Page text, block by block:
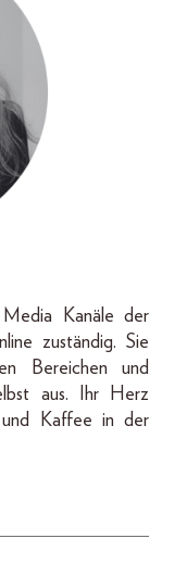
Kanäle der
zuständig. Sie
Bereichen und
aus. Ihr Herz
Kaffee in der